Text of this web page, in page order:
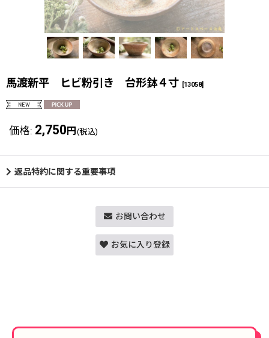
馬渡新平 ヒビ粉引き 台形鉢４寸 [13058]
価格: 2,750 円 (税込)
返品特約に関する重要事項
お問い合わせ
お気に入り登録